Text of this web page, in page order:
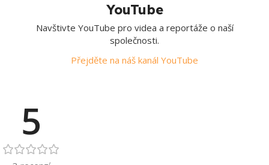
YouTube
Navštivte YouTube pro videa a reportáže o naší
společnosti.
Přejděte na náš kanál YouTube
5